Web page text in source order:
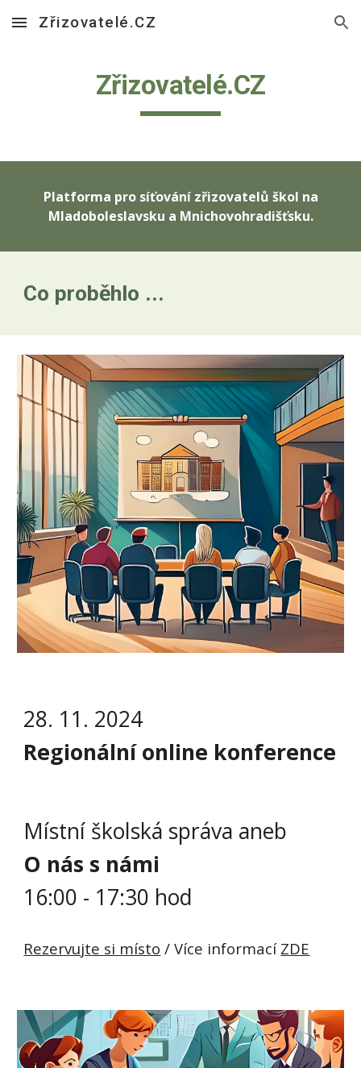
Skip to main content Skip to navigation
Zřizovatelé.CZ
Zřizovatelé.CZ
Platforma pro síťování zřizovatelů škol na
Mladoboleslavsku a Mnichovohradišťsku.
Co proběhlo ...
28. 11. 2024
Regionální online konference
Místní školská správa aneb
O nás s námi
16:00 - 17:30 hod
Rezervujte si místo / Více informací ZDE